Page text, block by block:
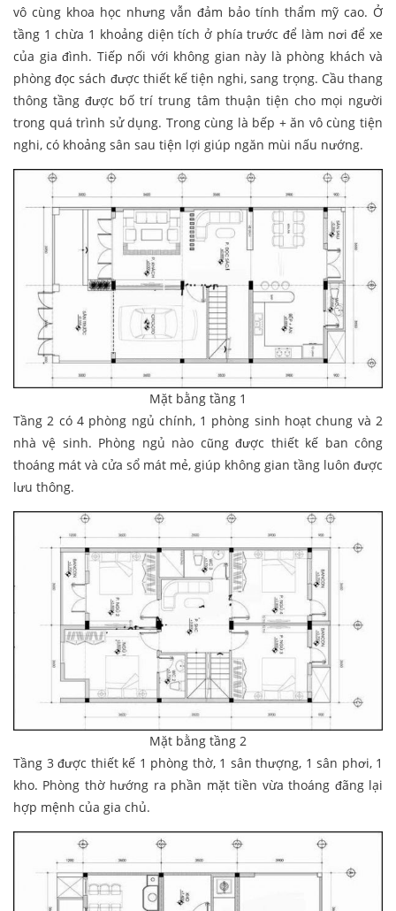
vô cùng khoa học nhưng vẫn đảm bảo tính thẩm mỹ cao. Ở
tầng 1 chừa 1 khoảng diện tích ở phía trước để làm nơi để xe
của gia đình. Tiếp nối với không gian này là phòng khách và
phòng đọc sách được thiết kế tiện nghi, sang trọng. Cầu thang
thông tầng được bố trí trung tâm thuận tiện cho mọi người
trong quá trình sử dụng. Trong cùng là bếp + ăn vô cùng tiện
nghi, có khoảng sân sau tiện lợi giúp ngăn mùi nấu nướng.
Mặt bằng tầng 1
Tầng 2 có 4 phòng ngủ chính, 1 phòng sinh hoạt chung và 2
nhà vệ sinh. Phòng ngủ nào cũng được thiết kế ban công
thoáng mát và cửa sổ mát mẻ, giúp không gian tầng luôn được
lưu thông.
Mặt bằng tầng 2
Tầng 3 được thiết kế 1 phòng thờ, 1 sân thượng, 1 sân phơi, 1
kho. Phòng thờ hướng ra phần mặt tiền vừa thoáng đãng lại
hợp mệnh của gia chủ.